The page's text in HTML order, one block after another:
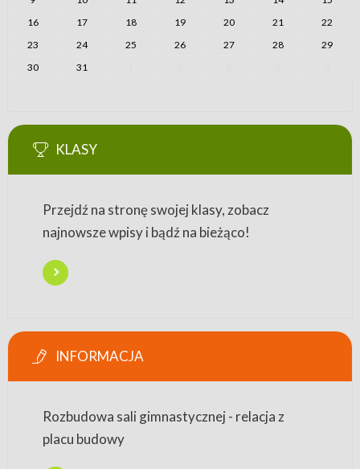
16
17 18 19 20 21
22
23
24 25 26 27 28
29
30
31
KLASY
Przejdź na stronę swojej klasy, zobacz
najnowsze wpisy i bądź na bieżąco!
INFORMACJA
Rozbudowa sali gimnastycznej - relacja z
placu budowy